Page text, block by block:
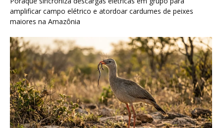
contra rochas para imobilizar serpentes peçonhentas no
cerrado